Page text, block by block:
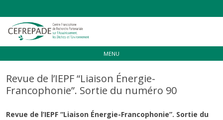
MENU
contenu
Revue de l’IEPF “Liaison Énergie-
Francophonie”. Sortie du numéro 90
Revue de l’IEPF “Liaison Énergie-Francophonie”. Sortie du